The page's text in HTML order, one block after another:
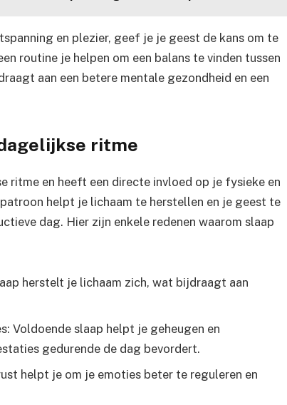
en plezier, geef je je geest de kans om te
routine je helpen om een balans te vinden tussen
aan een betere mentale gezondheid en een
ritme
ritme en heeft een directe invloed op je fysieke en
helpt je lichaam te herstellen en je geest te
dag. Hier zijn enkele redenen waarom slaap
herstelt je lichaam zich, wat bijdraagt aan
Voldoende slaap helpt je geheugen en
gedurende de dag bevordert.
helpt je om je emoties beter te reguleren en